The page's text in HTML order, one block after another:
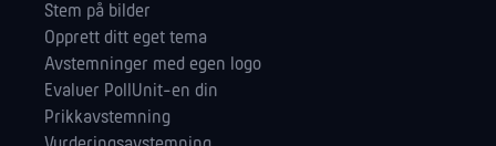
Stem på bilder
Opprett ditt eget tema
Avstemninger med egen logo
Evaluer PollUnit-en din
Prikkavstemning